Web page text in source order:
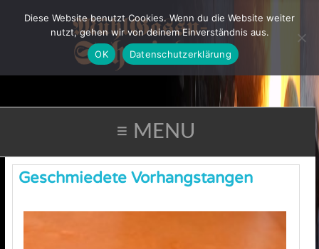
≡ MENU
Geschmiedete Vorhangstangen
Diese Website benutzt Cookies. Wenn du die Website weiter
nutzt, gehen wir von deinem Einverständnis aus.
OK
Datenschutzerklärung